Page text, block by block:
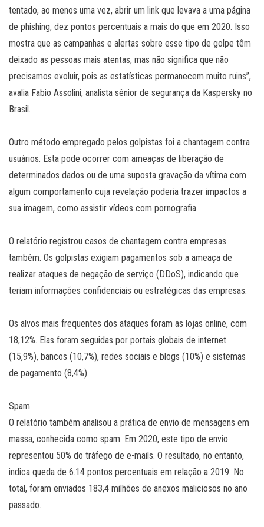
tentado, ao menos uma vez, abrir um link que levava a uma página
de phishing, dez pontos percentuais a mais do que em 2020. Isso
mostra que as campanhas e alertas sobre esse tipo de golpe têm
deixado as pessoas mais atentas, mas não significa que não
precisamos evoluir, pois as estatísticas permanecem muito ruins”,
avalia Fabio Assolini, analista sênior de segurança da Kaspersky no
Brasil.
Outro método empregado pelos golpistas foi a chantagem contra
usuários. Esta pode ocorrer com ameaças de liberação de
determinados dados ou de uma suposta gravação da vítima com
algum comportamento cuja revelação poderia trazer impactos a
sua imagem, como assistir vídeos com pornografia.
O relatório registrou casos de chantagem contra empresas
também. Os golpistas exigiam pagamentos sob a ameaça de
realizar ataques de negação de serviço (DDoS), indicando que
teriam informações confidenciais ou estratégicas das empresas.
Os alvos mais frequentes dos ataques foram as lojas online, com
18,12%. Elas foram seguidas por portais globais de internet
(15,9%), bancos (10,7%), redes sociais e blogs (10%) e sistemas
de pagamento (8,4%).
Spam
O relatório também analisou a prática de envio de mensagens em
massa, conhecida como spam. Em 2020, este tipo de envio
representou 50% do tráfego de e-mails. O resultado, no entanto,
indica queda de 6.14 pontos percentuais em relação a 2019. No
total, foram enviados 183,4 milhões de anexos maliciosos no ano
passado.